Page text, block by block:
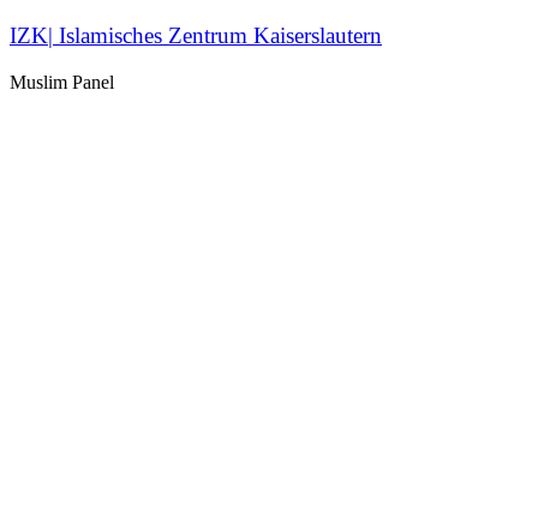
IZK| Islamisches Zentrum Kaiserslautern
Muslim Panel